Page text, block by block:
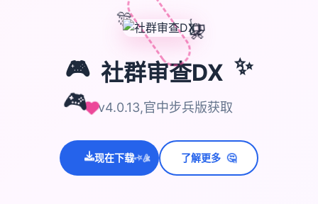
🎮
🎮 社群审查DX ✨
v4.0.13,官中步兵版获取
现在下载✨⭐💫 了解更多 🤔
🎈
🎊
🎁